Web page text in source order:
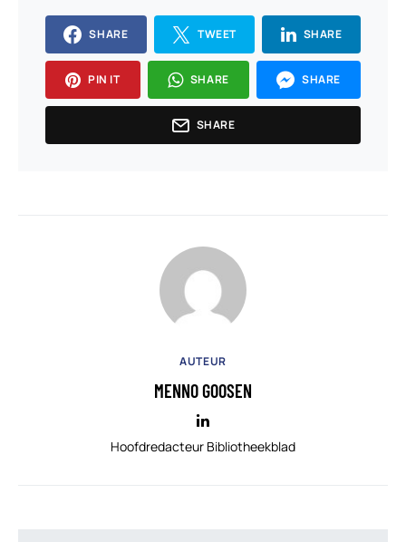
SHARE TWEET SHARE
PIN IT SHARE SHARE
SHARE
AUTEUR
MENNO GOOSEN
Hoofdredacteur Bibliotheekblad